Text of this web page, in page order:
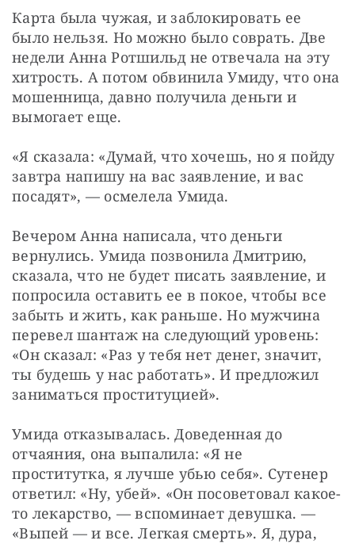
Карта была чужая, и заблокировать ее
было нельзя. Но можно было соврать. Две
недели Анна Ротшильд не отвечала на эту
хитрость. А потом обвинила Умиду, что она
мошенница, давно получила деньги и
вымогает еще.
«Я сказала: «Думай, что хочешь, но я пойду
завтра напишу на вас заявление, и вас
посадят», — осмелела Умида.
Вечером Анна написала, что деньги
вернулись. Умида позвонила Дмитрию,
сказала, что не будет писать заявление, и
попросила оставить ее в покое, чтобы все
забыть и жить, как раньше. Но мужчина
перевел шантаж на следующий уровень:
«Он сказал: «Раз у тебя нет денег, значит,
ты будешь у нас работать». И предложил
заниматься проституцией».
Умида отказывалась. Доведенная до
отчаяния, она выпалила: «Я не
проститутка, я лучше убью себя». Сутенер
ответил: «Ну, убей». «Он посоветовал какое-
то лекарство, — вспоминает девушка. —
«Выпей — и все. Легкая смерть». Я, дура,